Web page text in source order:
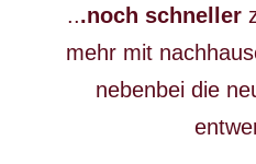
...noch schneller
mehr mit
nebenbei die